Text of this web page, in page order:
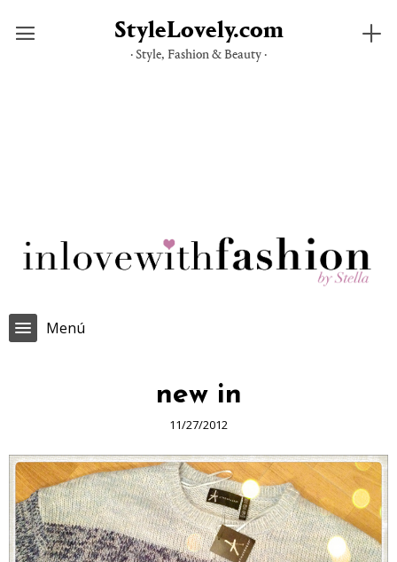
StyleLovely.com
· Style, Fashion & Beauty ·
Menú
new in
11/27/2012